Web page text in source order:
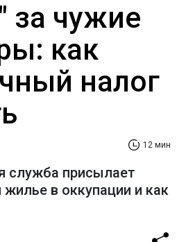
за чужие
как
налог
12 мин
служба присылает
в оккупации и как